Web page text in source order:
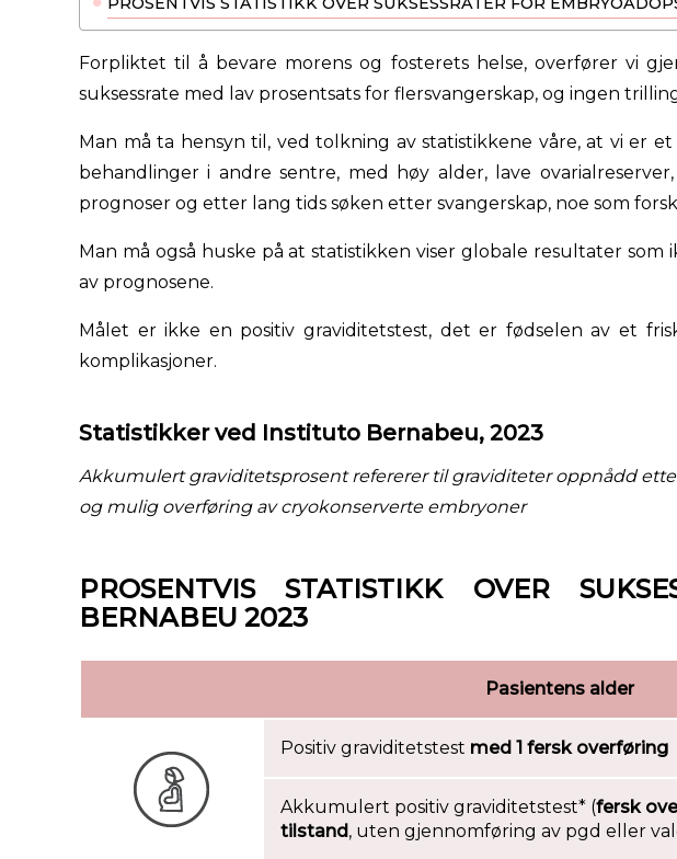
Forpliktet til å bevare morens og fosterets helse, overfører vi
suksessrate med lav prosentsats for flersvangerskap, og ingen
Man må ta hensyn til, ved tolkning av statistikkene våre, at vi er
behandlinger i andre sentre, med høy alder, lave
prognoser og etter lang tids søken etter svangerskap, noe som
Man må også huske på at statistikken viser globale resultater
av prognosene.
Målet er ikke en positiv graviditetstest, det er fødselen av et
komplikasjoner.
Statistikker ved Instituto Bernabeu, 2023
Akkumulert graviditetsprosent refererer til graviditeter oppnådd
og mulig overføring av cryokonserverte embryoner
PROSENTVIS STATISTIKK OVER
BERNABEU 2023
Pasientens alder
Positiv graviditetstest med 1 fersk overføring
Akkumulert positiv graviditetstest* (fersk
tilstand, uten gjennomføring av pgd eller